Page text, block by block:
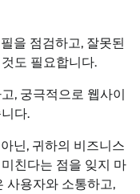
을 점검하고, 잘못된
도 필요합니다.
, 궁극적으로 웹사이
다.
닌, 귀하의 비즈니스
친다는 점을 잊지 마
사용자와 소통하고,